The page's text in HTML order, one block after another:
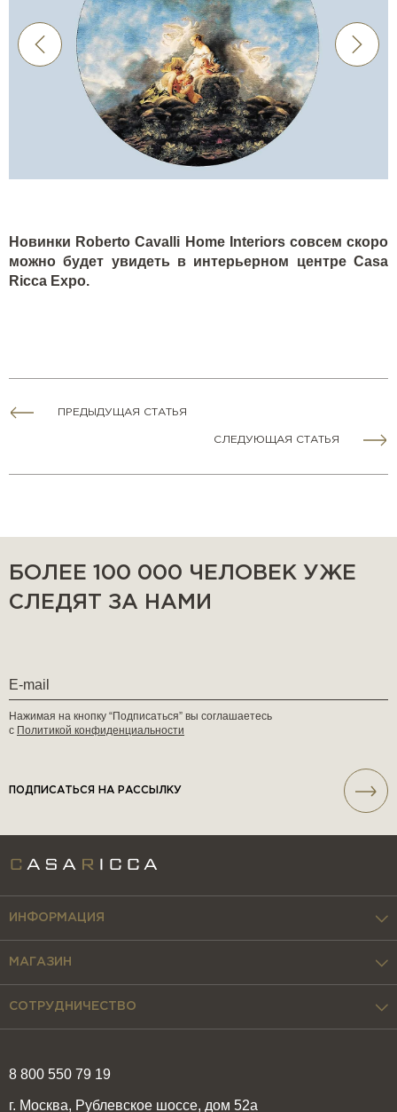
Новинки Roberto Cavalli Home Interiorsсовсем скоро
можно будет увидеть в интерьерном центре Casa
Ricca Expo.
ПРЕДЫДУЩАЯ СТАТЬЯ
СЛЕДУЮЩАЯ СТАТЬЯ
БОЛЕЕ 100 000 ЧЕЛОВЕК УЖЕ
СЛЕДЯТ ЗА НАМИ
Нажимая на кнопку “Подписаться” вы соглашаетесь
с Политикой конфиденциальности
ПОДПИСАТЬСЯ НА РАССЫЛКУ
8 800 550 79 19
г. Москва, Рублевское шоссе, дом 52а
ИНФОРМАЦИЯ
МАГАЗИН
СОТРУДНИЧЕСТВО